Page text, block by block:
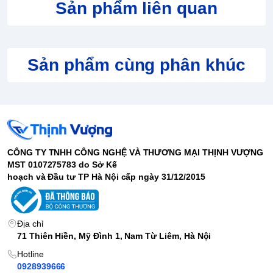
8GB
128GB SSD NVMe PCIe
15 inch FHD
Trọng
lượng
2.5 kg
Pin
2-3h sử dụng liên tục
Hệ điều
hành
Windows 10
Dell Inspiron 7566đươc thiết kế nhìn vuông vức hơn, dầy hơn và
chắc chắn hơn. Đặc biệt, phần tỳ tay đã được trang bị bằng nhôm
nên khả năng chống xước và bám bụi tốt hơn.
Thiết kế
Dell đã loại bỏ thiết kế thon dần về phía trước với 2 cạnh bên thẳng
Sản phẩm liên quan
Sản phẩm cùng phân khúc
CÔNG TY TNHH CÔNG NGHỆ VÀ THƯƠNG MẠI THỊNH VƯỢNG
MST 0107275783 do Sở Kế
hoạch và Đầu tư TP Hà Nội cấp ngày 31/12/2015
Địa chỉ
71 Thiên Hiền, Mỹ Đình 1, Nam Từ Liêm, Hà Nội
Hotline
0928939666